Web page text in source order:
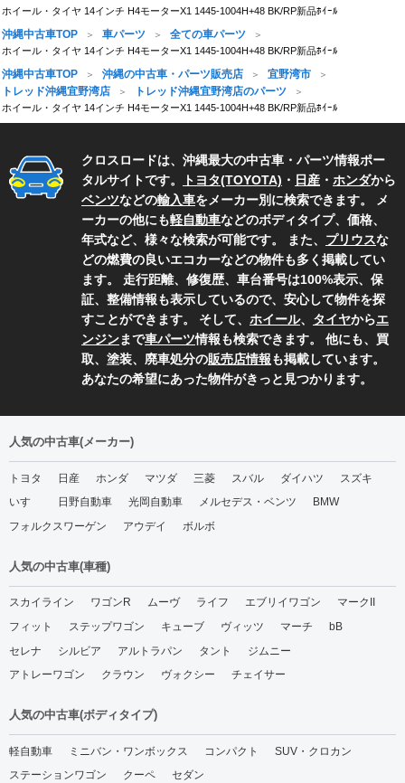
ホイール・タイヤ 14インチ H4モーターX1 1445-1004H+48 BK/RP新品ﾎｲｰﾙ
沖縄中古車TOP 車パーツ 全ての車パーツ
ホイール・タイヤ 14インチ H4モーターX1 1445-1004H+48 BK/RP新品ﾎｲｰﾙ
沖縄中古車TOP 沖縄の中古車・パーツ販売店
宜野湾市
トレッド沖縄宜野湾店
トレッド沖縄宜野湾店のパーツ
ホイール・タイヤ 14インチ H4モーターX1 1445-1004H+48 BK/RP新品ﾎｲｰﾙ
クロスロードは、沖縄最大の中古車・パーツ情報ポー
タルサイトです。
トヨタ(TOYOTA) ・ 日産 ・ ホンダから
ベンツなどの輸入車をメーカー別に検索できます。 メ
ーカーの他にも軽自動車などのボディタイプ、価格、
年式など、様々な検索が可能です。 また、 プリウスな
どの燃費の良いエコカーなどの物件も多く掲載してい
ます。 走行距離、修復歴、車台番号は100%表示、保
証、整備情報も表示しているので、安心して物件を探
すことができます。 そして、 ホイール、 タイヤからエ
ンジンまで車パーツ情報も検索できます。 他にも、買
取、塗装、廃車処分の販売店情報も掲載しています。
あなたの希望にあった物件がきっと見つかります。
人気の中古車(メーカー)
トヨタ 日産 ホンダ マツダ 三菱 スバル ダイハツ
スズキ
いすゞ
日野自動車 光岡自動車 メルセデス・ベンツ
BMW
フォルクスワーゲン
アウデイ ボルボ
人気の中古車(車種)
スカイライン ワゴンR ムーヴ ライフ エブリイワゴン
マークII
フィット
ステップワゴン キューブ ヴィッツ マーチ
bB
セレナ
シルビア アルトラパン タント
ジムニー
アトレーワゴン
クラウン ヴォクシー チェイサー
人気の中古車(ボディタイプ)
軽自動車 ミニバン・ワンボックス コンパクト
SUV・クロカン
ステーションワゴン
クーペ セダン